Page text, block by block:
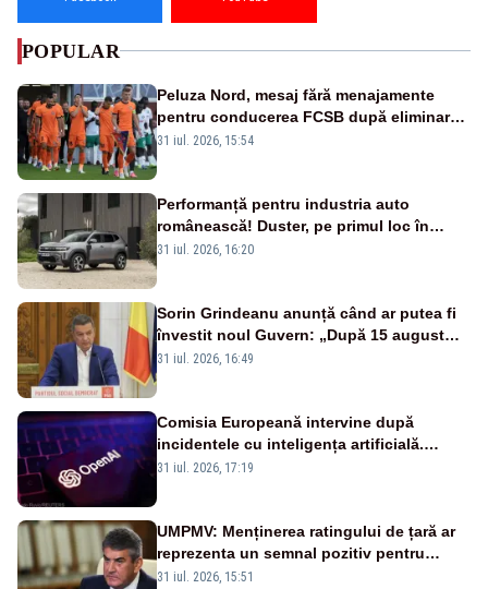
POPULAR
Peluza Nord, mesaj fără menajamente
pentru conducerea FCSB după eliminarea
rușinoasă din Conference League
31 iul. 2026, 15:54
Performanță pentru industria auto
românească! Duster, pe primul loc în
topul vânzărilor din Ucraina
31 iul. 2026, 16:20
Sorin Grindeanu anunță când ar putea fi
învestit noul Guvern: „După 15 august
sunt șanse mai mari”
31 iul. 2026, 16:49
Comisia Europeană intervine după
incidentele cu inteligența artificială.
OpenAI și Anthropic, vizate
31 iul. 2026, 17:19
UMPMV: Menținerea ratingului de țară ar
reprezenta un semnal pozitiv pentru
România. Autoritățile trebuie să continue
31 iul. 2026, 15:51